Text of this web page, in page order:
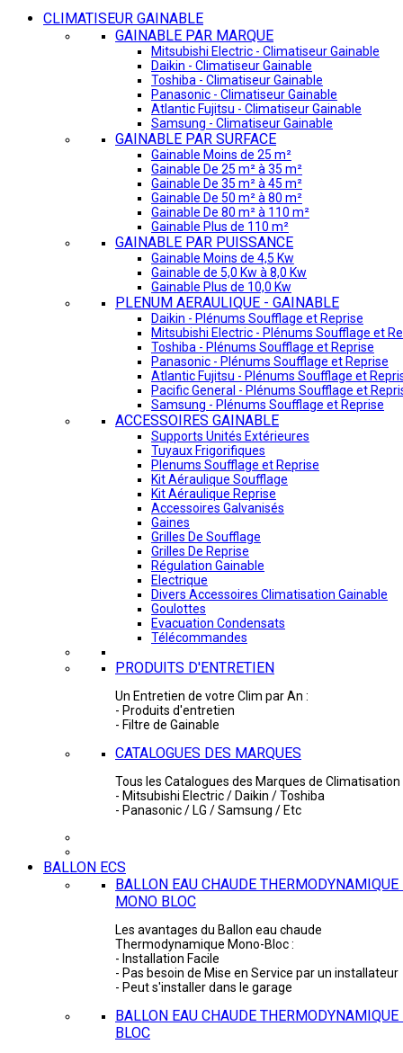
CLIMATISEUR GAINABLE
GAINABLE PAR MARQUE
Mitsubishi Electric - Climatiseur Gainable
Daikin - Climatiseur Gainable
Toshiba - Climatiseur Gainable
Panasonic - Climatiseur Gainable
Atlantic Fujitsu - Climatiseur Gainable
Samsung - Climatiseur Gainable
GAINABLE PAR SURFACE
Gainable Moins de 25 m²
Gainable De 25 m² à 35 m²
Gainable De 35 m² à 45 m²
Gainable De 50 m² à 80 m²
Gainable De 80 m² à 110 m²
Gainable Plus de 110 m²
GAINABLE PAR PUISSANCE
Gainable Moins de 4,5 Kw
Gainable de 5,0 Kw à 8,0 Kw
Gainable Plus de 10,0 Kw
PLENUM AERAULIQUE - GAINABLE
Daikin - Plénums Soufflage et Reprise
Mitsubishi Electric - Plénums Soufflage et
Toshiba - Plénums Soufflage et Reprise
Panasonic - Plénums Soufflage et Reprise
Atlantic Fujitsu - Plénums Soufflage et
Pacific General - Plénums Soufflage et
Samsung - Plénums Soufflage et Reprise
ACCESSOIRES GAINABLE
Supports Unités Extérieures
Tuyaux Frigorifiques
Plenums Soufflage et Reprise
Kit Aéraulique Soufflage
Kit Aéraulique Reprise
Accessoires Galvanisés
Gaines
Grilles De Soufflage
Grilles De Reprise
Régulation Gainable
Electrique
Divers Accessoires Climatisation Gainable
Goulottes
Evacuation Condensats
Télécommandes
PRODUITS D'ENTRETIEN
Un Entretien de votre Clim par An :
- Produits d'entretien
- Filtre de Gainable
CATALOGUES DES MARQUES
Tous les Catalogues des Marques de Climatisation
- Mitsubishi Electric / Daikin / Toshiba
- Panasonic / LG / Samsung / Etc
BALLON ECS
BALLON EAU CHAUDE THERMODYNAMIQUE
MONO BLOC
Les avantages du Ballon eau chaude
Thermodynamique Mono-Bloc :
- Installation Facile
- Pas besoin de Mise en Service par un installateur
- Peut s'installer dans le garage
BALLON EAU CHAUDE
BLOC